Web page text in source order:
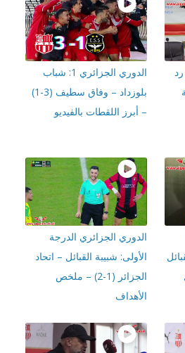
الدوري الجزائري 1: شباب
بلوزداد – وفاق سطيف (3-1)
– أبرز اللقطات بالفيديو
الدوري الجزائري الدرجة
الأولى: شبيبة القبائل – اتحاد
الجزائر (1-2) – ملخص